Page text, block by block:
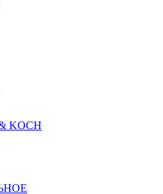
KOCH